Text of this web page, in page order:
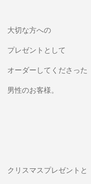
大切な方への
プレゼントとして
オーダーしてくださった
男性のお客様。
クリスマスプレゼントと